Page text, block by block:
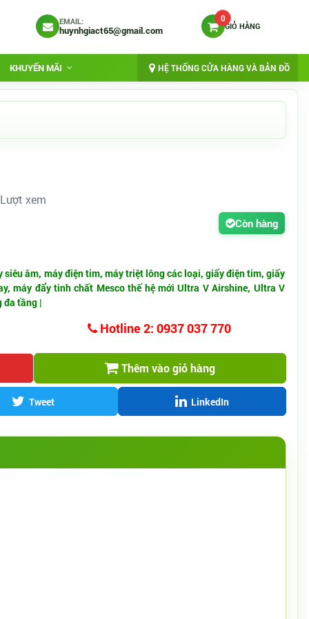
EMAIL:
huynhgiact65@gmail.com
0
GIỎ HÀNG
KHUYẾN MÃI HỆ THỐNG CỬA HÀNG VÀ BẢN ĐỒ
xem
Còn hàng
siêu âm, máy điện tim, máy triệt lông các loại, giấy điện tim, giấy
máy đẩy tinh chất Mesco thế hệ mới Ultra V Airshine, Ultra V
đa tầng |
Hotline 2: 0937 037 770
Thêm vào giỏ hàng
Tweet LinkedIn